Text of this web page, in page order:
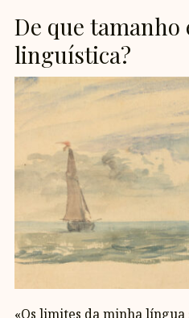
De que tamanho
linguística?
«Os limites da minha língua